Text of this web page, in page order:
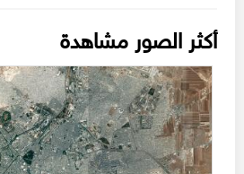
أكثر الصور مشاهدة